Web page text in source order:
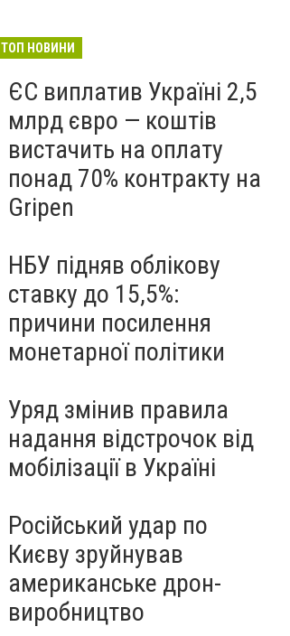
ТОП НОВИНИ
ЄС виплатив Україні 2,5
млрд євро — коштів
вистачить на оплату
понад 70% контракту на
Gripen
НБУ підняв облікову
ставку до 15,5%:
причини посилення
монетарної політики
Уряд змінив правила
надання відстрочок від
мобілізації в Україні
Російський удар по
Києву зруйнував
американське дрон-
виробництво